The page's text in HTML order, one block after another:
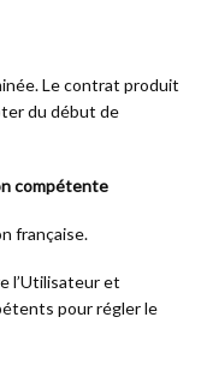
Le contrat produit
du début de
compétente
française.
l’Utilisateur et
pour régler le